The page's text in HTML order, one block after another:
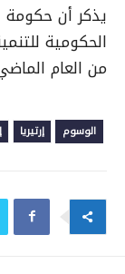
يذكر أن
الحكومية
من العام
الوسوم إرتيريا